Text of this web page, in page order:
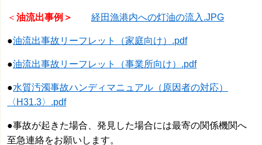
＜油流出事例＞ 経田漁港内への灯油の流入.JPG
●油流出事故リーフレット（家庭向け）.pdf
●油流出事故リーフレット（事業所向け）.pdf
●水質汚濁事故ハンディマニュアル（原因者の対応）
〈H31.3〉.pdf
●事故が起きた場合、発見した場合には最寄の関係機関へ
至急連絡をお願いします。